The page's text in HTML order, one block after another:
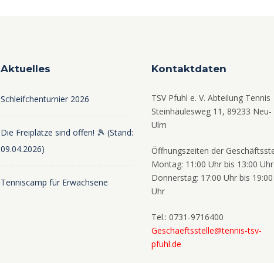
Aktuelles
Schleifchenturnier 2026
Die Freiplätze sind offen! 🎾 (Stand:
09.04.2026)
Tenniscamp für Erwachsene
Kontaktdaten
TSV Pfuhl e. V. Abteilung Tennis
Steinhäulesweg 11, 89233 Neu-
Ulm
Öffnungszeiten der
Montag: 11:00 Uhr bis 13:00 Uhr
Donnerstag: 17:00 Uhr bis 19:00
Uhr
Tel.: 0731-9716400
Geschaeftsstelle@tennis-tsv-
pfuhl.de